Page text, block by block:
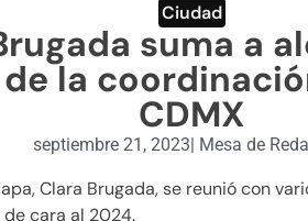
Ciudad
suma a
la
CDMX
septiembre 21, 2023 Mesa de
Clara Brugada, se reunió con
cara al 2024.